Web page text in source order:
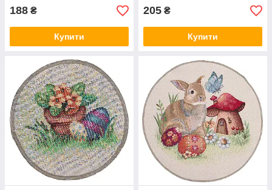
188 ₴
Купити
205 ₴
Купити